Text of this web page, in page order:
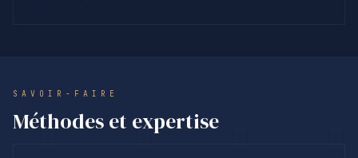
SAVOIR-FAIRE
Méthodes et expertise